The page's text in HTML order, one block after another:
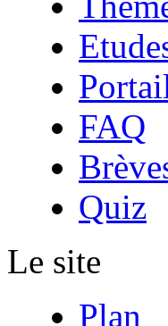
FAQ
Quiz
Le site
Plan